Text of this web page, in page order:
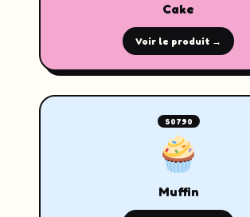
Cake
Voir le produit →
S0790
Muffin